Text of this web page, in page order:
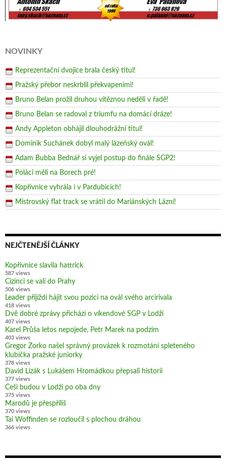
NOVINKY
Reprezentační dvojice brala český titul!
Pražský přebor neskrblil překvapeními!
Bruno Belan prožil druhou vítěznou neděli v řadě!
Bruno Belan se radoval z triumfu na domácí dráze!
Andy Appleton obhájil dlouhodrážní titul!
Dominik Suchánek dobyl malý lázeňský ovál!
Adam Bubba Bednář si vyjel postup do finále SGP2!
Poláci měli na Borech pré!
Kopřivnice vyhrála i v Pardubicích!
Mistrovský flat track se vrátil do Mariánských Lázní!
NEJČTENĚJŠÍ ČLÁNKY
Kopřivnice slavila hattrick
587 views
Cizinci se valí do Prahy
506 views
Leader přijíždí hájit svou pozici na ovál svého arcirivala
418 views
Dvě dobré zprávy přichází o víkendové SGP v Lodži
407 views
Karel Průša letos nepojede, Petr Marek na podzim
403 views
Gregor Zorko našel správný provázek k rozmotání spleteného
klubíčka pražské juniorky
378 views
David Lizák s Lukášem Hromádkou přepsali historii
377 views
Češi budou v Lodži po oba dny
375 views
Marodů je přespříliš
370 views
Tai Woffinden se rozloučil s plochou dráhou
366 views